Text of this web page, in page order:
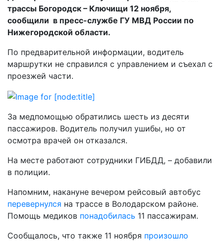
трассы Богородск – Ключищи 12 ноября,
сообщили в пресс-службе ГУ МВД России по
Нижегородской области.
По предварительной информации, водитель
маршрутки не справился с управлением и съехал с
проезжей части.
За медпомощью обратились шесть из десяти
пассажиров. Водитель получил ушибы, но от
осмотра врачей он отказался.
На месте работают сотрудники ГИБДД, – добавили
в полиции.
Напомним, накануне вечером рейсовый автобус
перевернулся на трассе в Володарском районе.
Помощь медиков понадобилась 11 пассажирам.
Сообщалось, что также 11 ноября произошло